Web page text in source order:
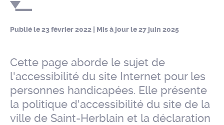
Publié le23 février 2022 | Mis à jour le27 juin 2025
Cette page aborde le sujet de
l'accessibilité du site Internet pour les
personnes handicapées. Elle présente
la politique d'accessibilité du site de la
ville de Saint-Herblain et la déclaration